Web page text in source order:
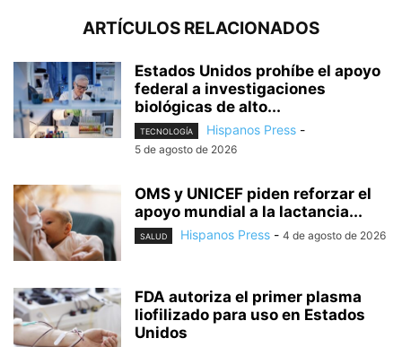
ARTÍCULOS RELACIONADOS
Estados Unidos prohíbe el apoyo
federal a investigaciones
biológicas de alto...
TECNOLOGÍA Hispanos Press -
5 de agosto de 2026
OMS y UNICEF piden reforzar el
apoyo mundial a la lactancia...
SALUD Hispanos Press - 4 de agosto de 2026
FDA autoriza el primer plasma
liofilizado para uso en Estados
Unidos